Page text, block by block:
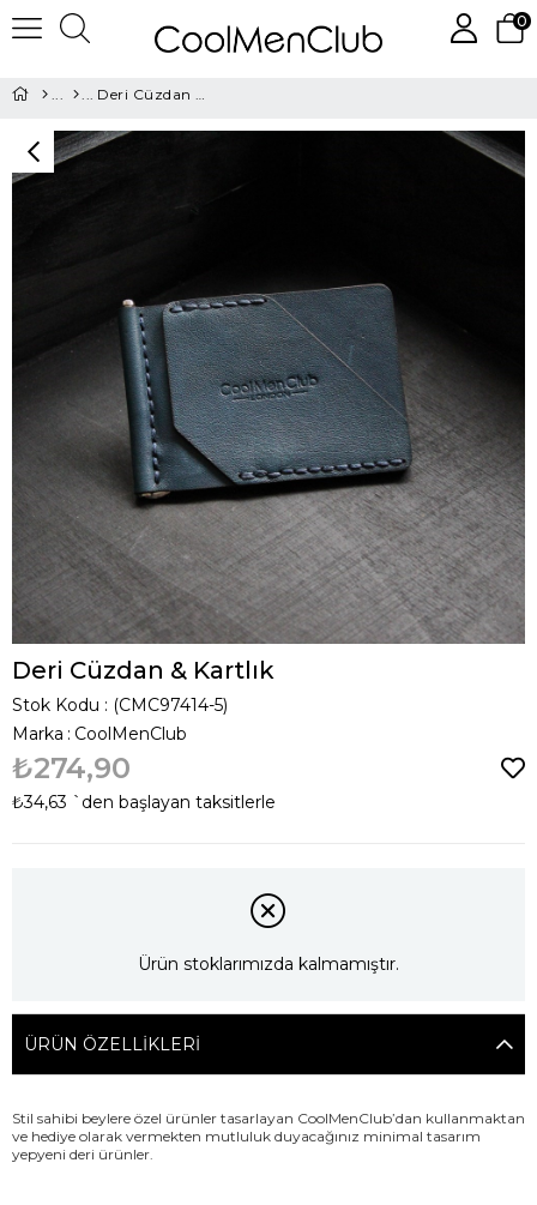
0
Deri Cüzdan & Kartlık
Deri Cüzdan & Kartlık
Stok Kodu
(CMC97414-5)
Marka : CoolMenClub
₺274,90
₺34,63 `den başlayan taksitlerle
Ürün stoklarımızda kalmamıştır.
ÜRÜN ÖZELLIKLERI
Stil sahibi beylere özel ürünler tasarlayan CoolMenClub’dan kullanmaktan
ve hediye olarak vermekten mutluluk duyacağınız minimal tasarım
yepyeni deri ürünler.